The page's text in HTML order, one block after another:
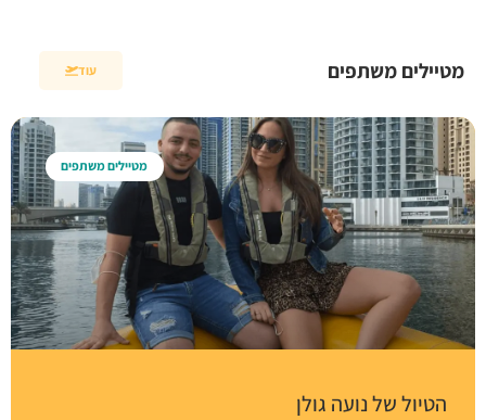
מטיילים משתפים עוד
מטיילים משתפים
הטיול של נועה גולן